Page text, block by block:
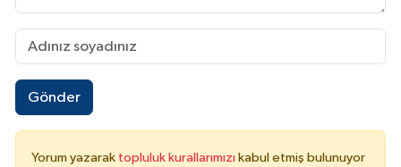
Gönder
Yorum yazarak topluluk kurallarımızı kabul etmiş bulunuyor